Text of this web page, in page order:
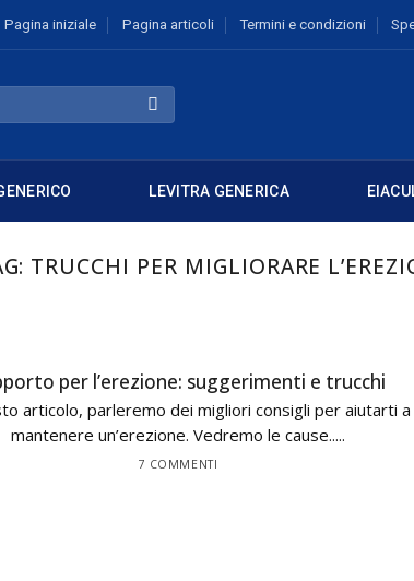
Pagina iniziale Pagina articoli Termini e condizioni
LEVITRA GENERICA
TRUCCHI PER MIGLIORARE
per l’erezione: suggerimenti e trucchi
articolo, parleremo dei migliori consigli per aiutarti a
mantenere un’erezione. Vedremo le cause.....
7 COMMENTI